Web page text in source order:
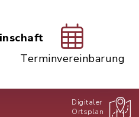
Terminvereinbarung
Digitaler
Ortsplan